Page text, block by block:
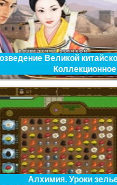
Великой
Алхимия. Уроки